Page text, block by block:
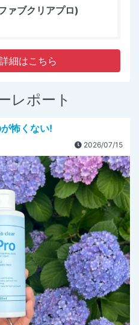
ァブクリアプロ)
細はこちら
レポート
怖くない!
2026/07/15